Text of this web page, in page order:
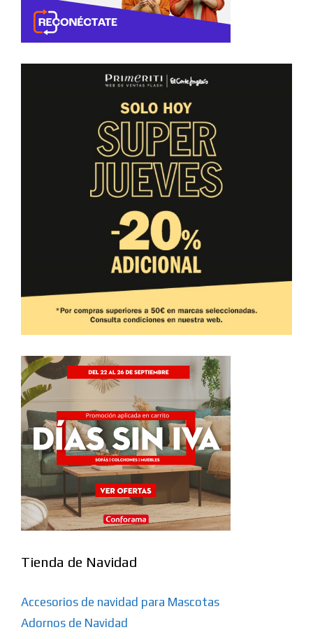
Tienda de Navidad
Accesorios de navidad para Mascotas
Adornos de Navidad